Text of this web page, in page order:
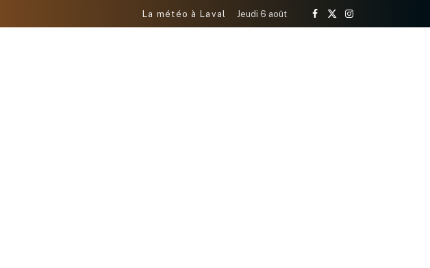
La météo à Laval Jeudi 6 août
Facebook
X
Instagram